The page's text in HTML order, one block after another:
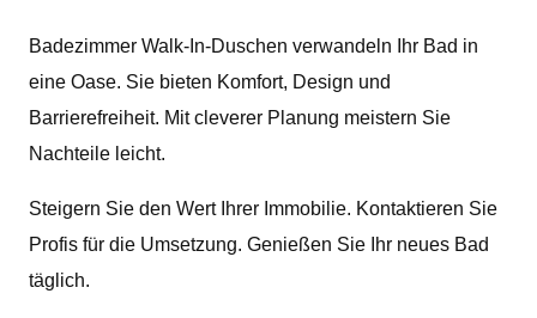
Badezimmer Walk-In-Duschen verwandeln Ihr Bad in
eine Oase. Sie bieten Komfort, Design und
Barrierefreiheit. Mit cleverer Planung meistern Sie
Nachteile leicht.
Steigern Sie den Wert Ihrer Immobilie. Kontaktieren Sie
Profis für die Umsetzung. Genießen Sie Ihr neues Bad
täglich.